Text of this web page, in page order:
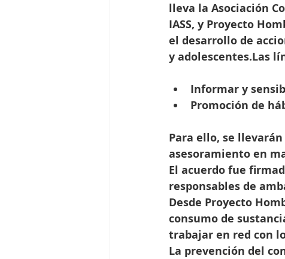
lleva la Asociación
IASS, y Proyecto
el desarrollo de
y adolescentes.Las
Informar y
Promoción de
Para ello, se
asesoramiento en
El acuerdo fue
responsables de
Desde Proyecto
consumo de
trabajar en red con
La prevención del